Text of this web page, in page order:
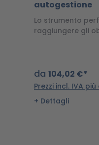
autogestione
Lo strumento
raggiungere gli
da 104,02 €*
Prezzi incl. IVA
Dettagli